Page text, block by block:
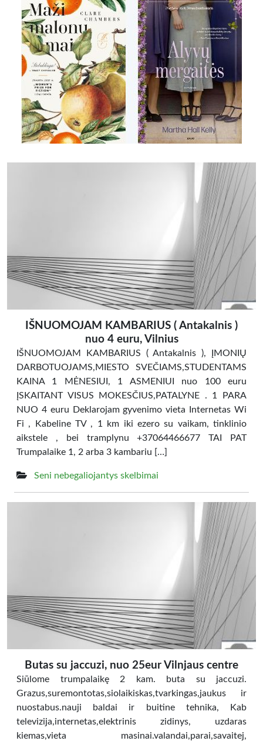
IŠNUOMOJAM KAMBARIUS ( Antakalnis )
nuo 4 euru, Vilnius
IŠNUOMOJAM KAMBARIUS ( Antakalnis ), ĮMONIŲ
DARBOTUOJAMS,MIESTO SVEČIAMS,STUDENTAMS
KAINA 1 MĖNESIUI, 1 ASMENIUI nuo 100 euru
ĮSKAITANT VISUS MOKESČIUS,PATALYNE . 1 PARA
NUO 4 euru Deklarojam gyvenimo vieta Internetas Wi
Fi , Kabeline TV , 1 km iki ezero su vaikam, tinklinio
aikstele , bei tramplynu +37064466677 TAI PAT
Trumpalaike 1, 2 arba 3 kambariu […]
Seni nebegaliojantys skelbimai
Butas su jaccuzi, nuo 25eur Vilnjaus centre
Siūlome trumpalaikę 2 kam. buta su jaccuzi.
Grazus,suremontotas,siolaikiskas,tvarkingas,jaukus ir
nuostabus.nauji baldai ir buitine tehnika, Kab
televizija,internetas,elektrinis zidinys, uzdaras
kiemas,vieta masinai.valandai,parai,savaitej,